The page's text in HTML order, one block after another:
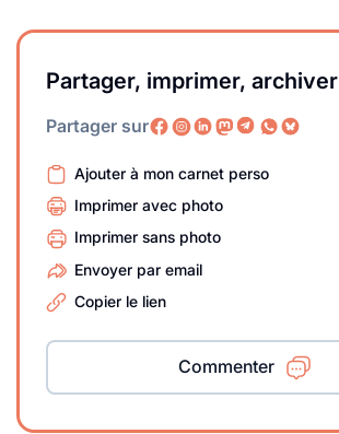
Partager, imprimer, archiver
Partager sur
Ajouter à mon carnet perso
Imprimer avec photo
Imprimer sans photo
Envoyer par email
Copier le lien
Commenter